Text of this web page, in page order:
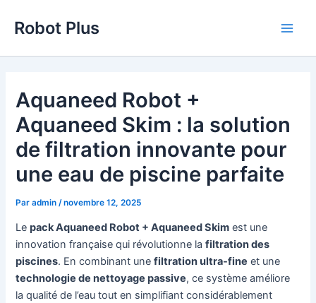
Robot Plus
Aquaneed Robot +
Aquaneed Skim : la solution
de filtration innovante pour
une eau de piscine parfaite
Paradmin /novembre 12, 2025
Lepack Aquaneed Robot + Aquaneed Skim est une
innovation française qui révolutionne lafiltration des
piscines. En combinant unefiltration ultra-fine et une
technologie de nettoyage passive, ce système améliore
la qualité de l’eau tout en simplifiant considérablement